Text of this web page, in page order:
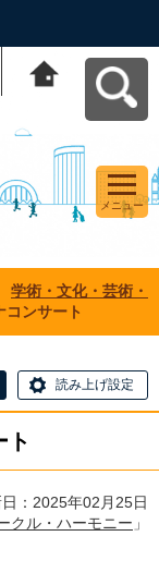
メニュー
学術・文化・芸術・
コンサート
読み上げ設定
ト
：2025年02月25日
ル・ハーモニー 」